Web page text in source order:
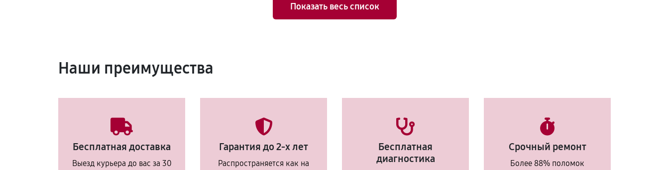
Показать весь список
Наши преимущества
Бесплатная доставка
Выезд курьера до вас за 30
Гарантия до 2-х лет
Распространяется как на
Бесплатная
диагностика
Срочный ремонт
Более 88% поломок